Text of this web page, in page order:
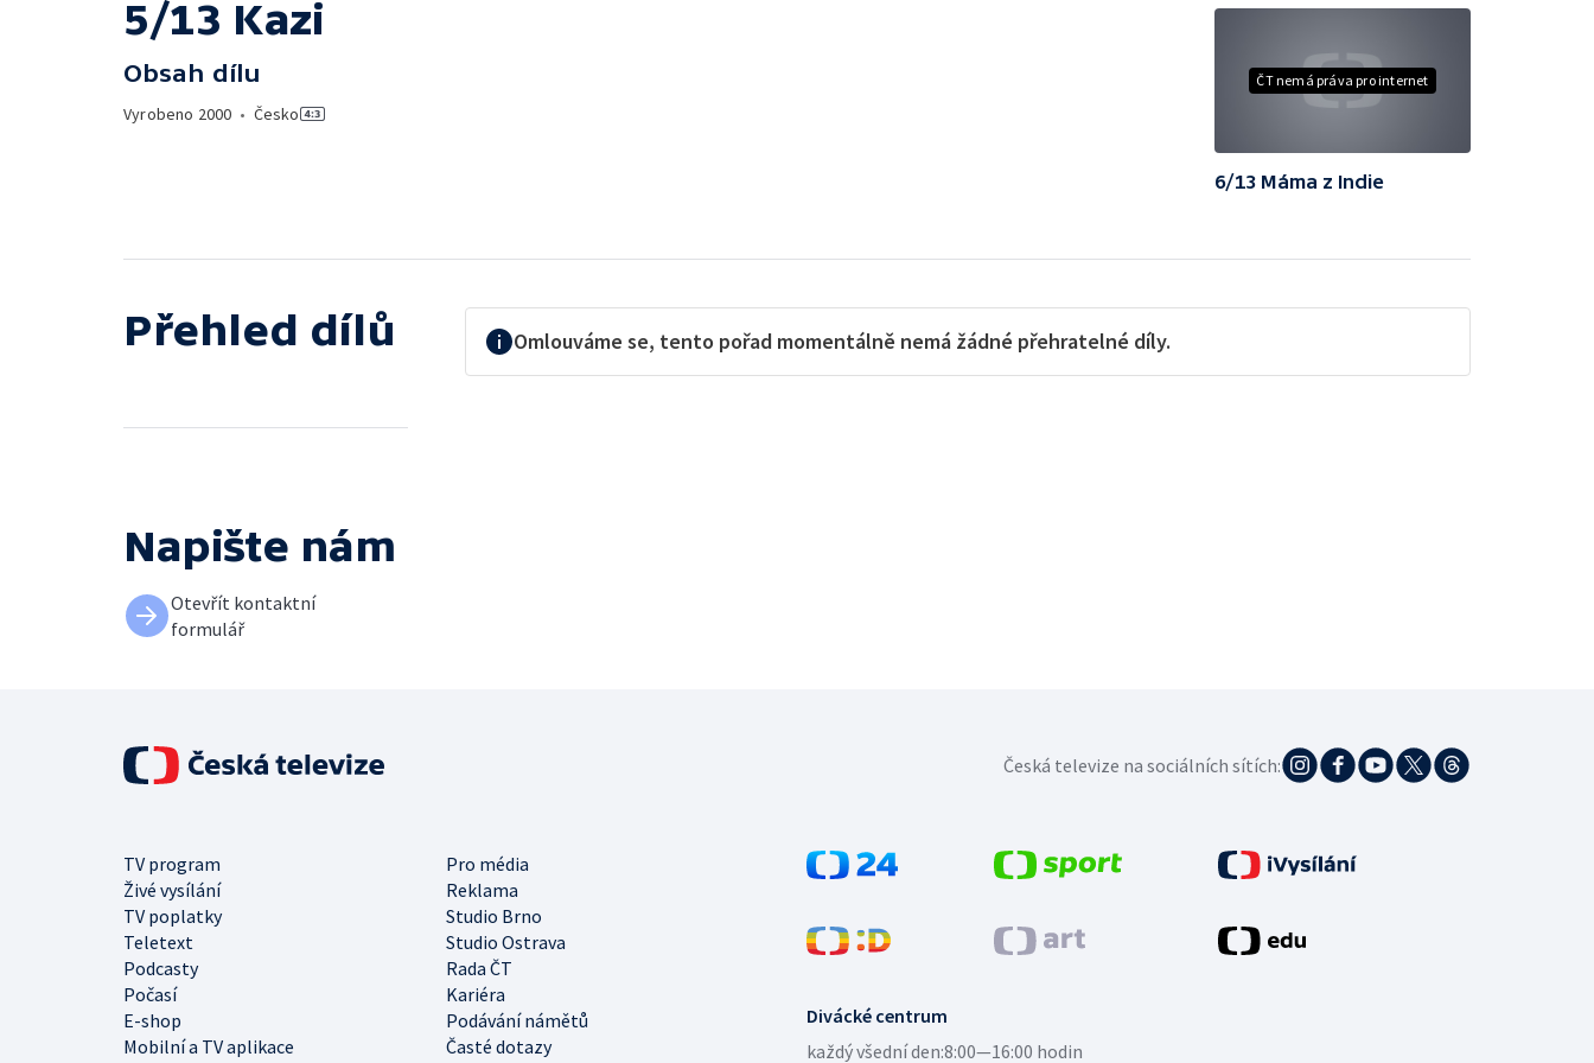
5/13 Kazi
Obsah dílu
Vyrobeno 2000 • Česko
ČT nemá práva pro internet
6/13 Máma z Indie
Přehled dílů Omlouváme se, tento pořad momentálně nemá žádné přehratelné díly.
Napište nám
Otevřít kontaktní
formulář
Divácké centrum
každý všední den:8:00—16:00 hodin
TV program
Pro média
Živé vysílání
Reklama
TV poplatky
Studio Brno
Teletext
Studio Ostrava
Podcasty
Rada ČT
Počasí
Kariéra
E-shop
Podávání námětů
Mobilní a TV aplikace
Časté dotazy
Česká televize na sociálních sítích: